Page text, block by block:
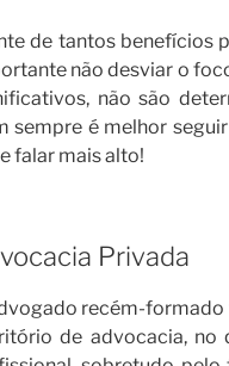
de tantos benefícios
não desviar o
não são
sempre é melhor
falar mais alto!
Privada
recém-
de advocacia, no